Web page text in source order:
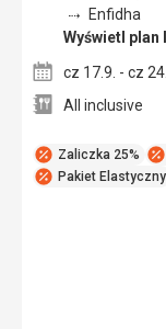
Zaliczka 25%
Pakiet Elastyczny
Enfidha
Wyświetl plan
cz 17.9. - cz
All inclusive